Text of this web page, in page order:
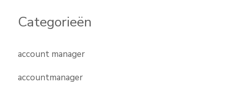
Categorieën
account manager
accountmanager